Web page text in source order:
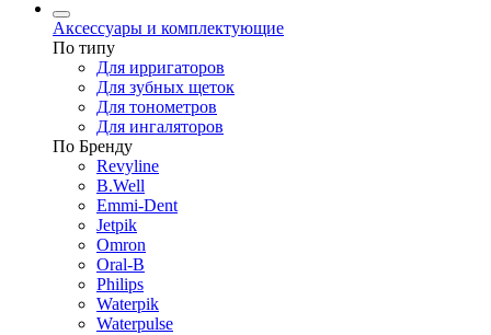
Аксессуары и комплектующие
По типу
Для ирригаторов
Для зубных щеток
Для тонометров
Для ингаляторов
По Бренду
Revyline
B.Well
Emmi-Dent
Jetpik
Omron
Oral-B
Philips
Waterpik
Waterpulse